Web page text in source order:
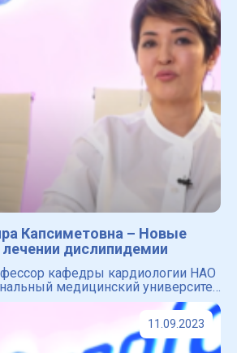
Капсиметовна – Новые
дислипидемии
кафедры кардиологии НАО
медицинский университет
Вице-президент ОО
по артериальной гиперто
11.09.2023